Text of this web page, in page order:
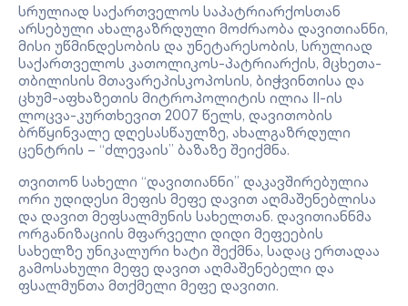
სრულიად საქართველოს საპატრიარქოსთან
არსებული ახალგაზრდული მოძრაობა დავითიანნი,
მისი უწმინდესობის და უნეტარესობის, სრულიად
საქართველოს კათოლიკოს-პატრიარქის, მცხეთა-
თბილისის მთავარეპისკოპოსის, ბიჭვინთისა და
ცხუმ-აფხაზეთის მიტროპოლიტის ილია II-ის
ლოცვა-კურთხევით 2007 წელს, დავითობის
ბრწყინვალე დღესასწაულზე, ახალგაზრდული
ცენტრის – “ძლევაის” ბაზაზე შეიქმნა.
თვითონ სახელი “დავითიანნი” დაკავშირებულია
ორი უდიდესი მეფის მეფე დავით აღმაშენებლისა
და დავით მეფსალმუნის სახელთან. დავითიანნმა
ორგანიზაციის მფარველი დიდი მეფეების
სახელზე უნიკალური ხატი შექმნა, სადაც ერთადაა
გამოსახული მეფე დავით აღმაშენებელი და
ფსალმუნთა მთქმელი მეფე დავითი.